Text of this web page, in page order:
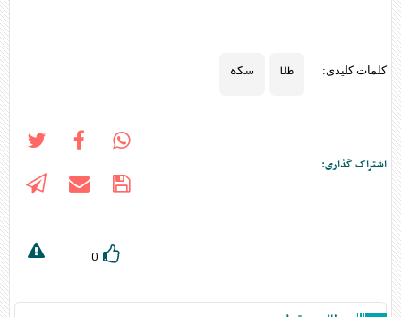
کلمات کلیدی: طلا سکه
اشتراک گذاری:
0